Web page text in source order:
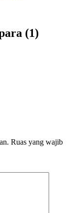
(1)
Ruas yang wajib